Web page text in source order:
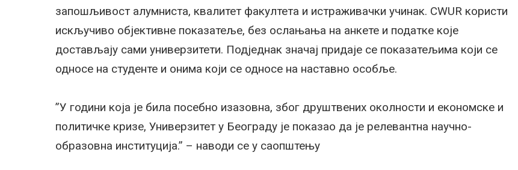
запошљивост алумниста, квалитет факултета и истраживачки учинак. CWUR користи
искључиво објективне показатеље, без ослањања на анкете и податке које
достављају сами универзитети. Подједнак значај придаје се показатељима који се
односе на студенте и онима који се односе на наставно особље.
”У години која је била посебно изазовна, због друштвених околности и економске и
политичке кризе, Универзитет у Београду је показао да је релевантна научно-
образовна институција.” – наводи се у саопштењу